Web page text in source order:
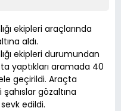
ekipleri araçlarında
aldı.
ekipleri durumundan
yaptıkları aramada 40
geçirildi. Araçta
gözaltına
edildi.